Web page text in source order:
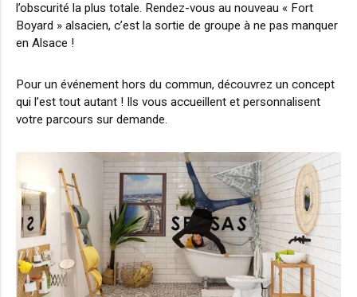
l’obscurité la plus totale. Rendez-vous au nouveau « Fort
Boyard » alsacien, c’est la sortie de groupe à ne pas manquer
en Alsace !
Pour un événement hors du commun, découvrez un concept
qui l’est tout autant ! Ils vous accueillent et personnalisent
votre parcours sur demande.